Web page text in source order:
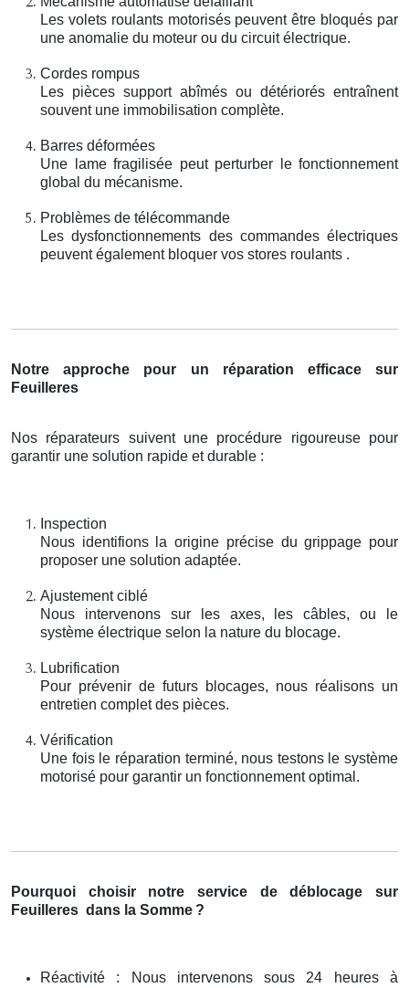
Les volets roulants motorisés peuvent être bloqués par
une anomalie du moteur ou du circuit électrique.
Cordes rompus
Les pièces support abîmés ou détériorés entraînent
souvent une immobilisation complète.
Barres déformées
Une lame fragilisée peut perturber le fonctionnement
global du mécanisme.
Problèmes de télécommande
Les dysfonctionnements des commandes électriques
peuvent également bloquer vos stores roulants .
Notre approche pour un réparation efficace sur
Feuilleres
Nos réparateurs suivent une procédure rigoureuse pour
garantir une solution rapide et durable :
Inspection
Nous identifions la origine précise du grippage pour
proposer une solution adaptée.
Ajustement ciblé
Nous intervenons sur les axes, les câbles, ou le
système électrique selon la nature du blocage.
Lubrification
Pour prévenir de futurs blocages, nous réalisons un
entretien complet des pièces.
Vérification
Une fois le réparation terminé, nous testons le système
motorisé pour garantir un fonctionnement optimal.
Pourquoi choisir notre service de déblocage sur
Feuilleres dans la Somme ?
Réactivité : Nous intervenons sous 24 heures à